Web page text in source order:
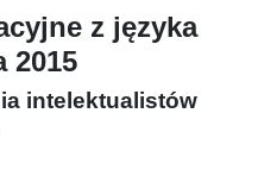
z języka
2015
intelektualistów